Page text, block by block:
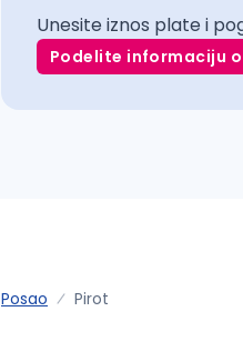
Unesite iznos plate i
Podelite informaciju
Posao Pirot